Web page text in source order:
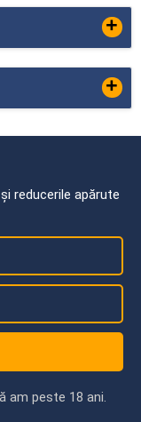
+
+
reducerile apărute
am peste 18 ani.